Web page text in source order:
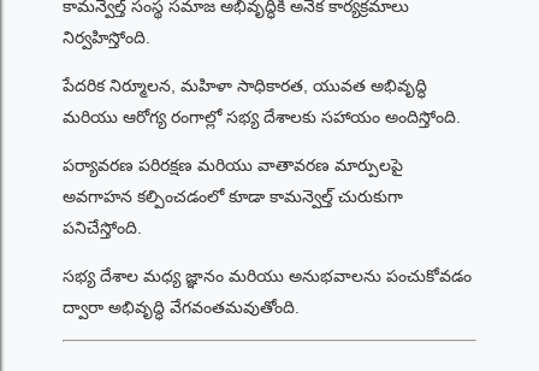
కామన్వెల్త్ సంస్థ సమాజ అభివృద్ధికి అనేక కార్యక్రమాలు
నిర్వహిస్తోంది.
పేదరిక నిర్మూలన, మహిళా సాధికారత, యువత అభివృద్ధి
మరియు ఆరోగ్య రంగాల్లో సభ్య దేశాలకు సహాయం అందిస్తోంది.
పర్యావరణ పరిరక్షణ మరియు వాతావరణ మార్పులపై
అవగాహన కల్పించడంలో కూడా కామన్వెల్త్ చురుకుగా
పనిచేస్తోంది.
సభ్య దేశాల మధ్య జ్ఞానం మరియు అనుభవాలను పంచుకోవడం
ద్వారా అభివృద్ధి వేగవంతమవుతోంది.